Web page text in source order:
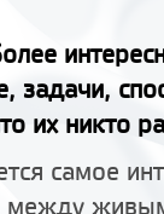
задачи,
их никто
самое
между